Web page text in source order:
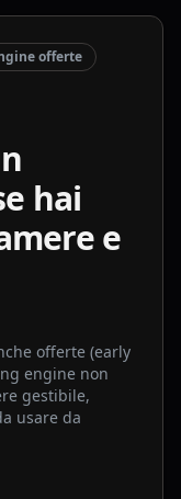
offerte
hai
e
offerte (early
engine non
gestibile,
usare da